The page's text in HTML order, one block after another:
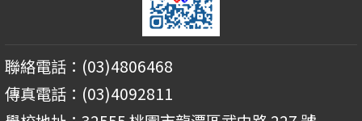
聯絡電話：(03)4806468
傳真電話：(03)4092811